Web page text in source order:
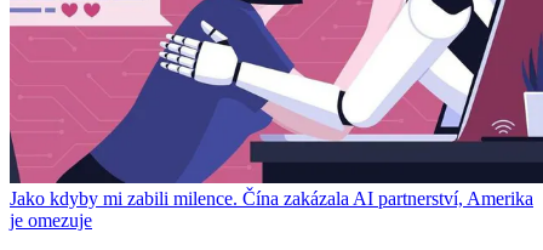
Jako kdyby mi zabili milence. Čína zakázala AI partnerství, Amerika
je omezuje